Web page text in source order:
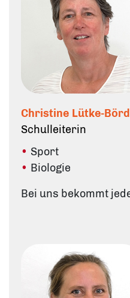
Christine Lütke-
Schulleiterin
Sport
Biologie
Bei uns bekommt